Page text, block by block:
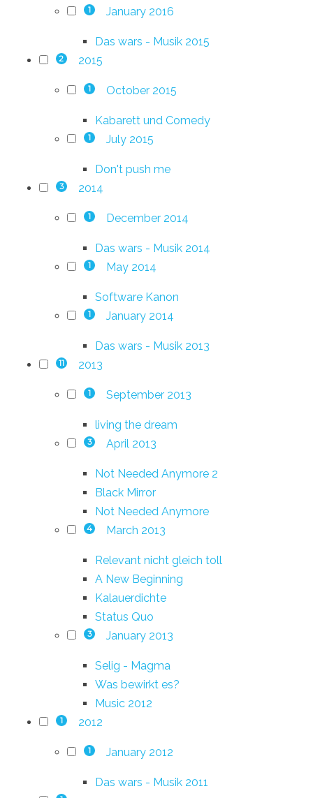
1 January 2016
Das wars - Musik 2015
2 2015
1 October 2015
Kabarett und Comedy
1 July 2015
Don't push me
3 2014
1 December 2014
Das wars - Musik 2014
1 May 2014
Software Kanon
1 January 2014
Das wars - Musik 2013
11 2013
1 September 2013
living the dream
3 April 2013
Not Needed Anymore 2
Black Mirror
Not Needed Anymore
4 March 2013
Relevant nicht gleich toll
A New Beginning
Kalauerdichte
Status Quo
3 January 2013
Selig - Magma
Was bewirkt es?
Music 2012
1 2012
1 January 2012
Das wars - Musik 2011